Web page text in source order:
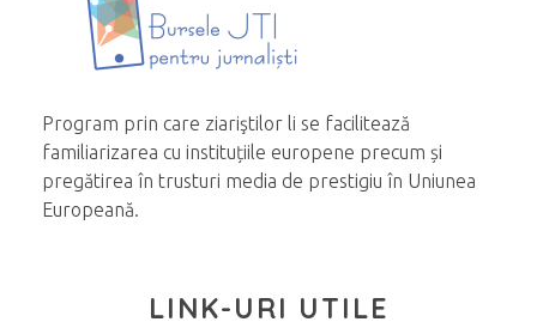
Program prin care ziariştilor li se facilitează
familiarizarea cu instituțiile europene precum și
pregătirea în trusturi media de prestigiu în Uniunea
Europeană.
LINK-URI UTILE